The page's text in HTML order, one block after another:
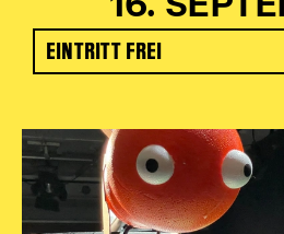
16.
EINTRITT FREI